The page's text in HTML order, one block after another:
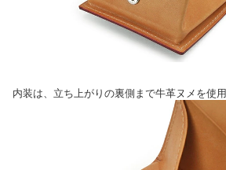
内装は、立ち上がりの裏側まで牛革ヌメを使用